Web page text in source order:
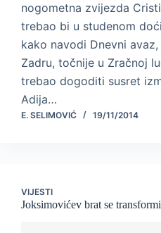
nogometna zvijezda
trebao bi u studenom
kako navodi Dnevni
Zadru, točnije u Zračnoj
trebao dogoditi susret
Adija…
E. SELIMOVIĆ 19/11/2014
VIJESTI
Joksimovićev brat se